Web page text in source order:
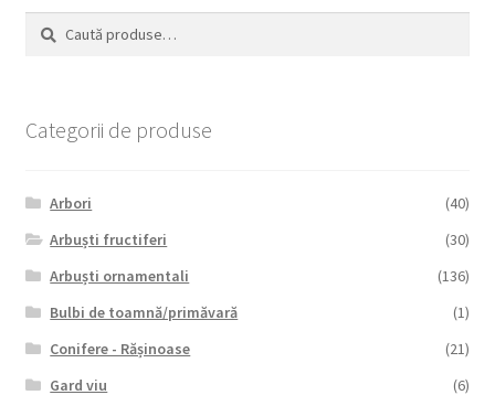
Caută
după:
Caută
Categorii de produse
Arbori
(40)
Arbuști fructiferi
(30)
Arbuști ornamentali
(136)
Bulbi de toamnă/primăvară
(1)
Conifere - Rășinoase
(21)
Gard viu
(6)